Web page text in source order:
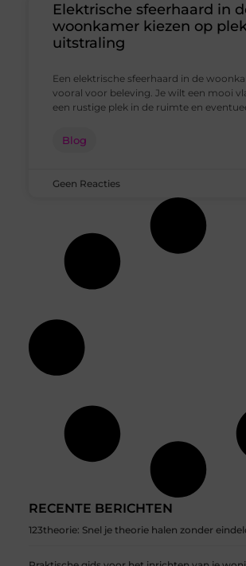
RECENTE BERICHTEN
123theorie: Snel je theorie halen zonder
Elektrische sfeerhaard in
woonkamer kiezen op
uitstraling
Een elektrische sfeerhaard in de
vooral voor beleving. Je wilt een mooi
een rustige plek in de ruimte en
Blog
Geen Reacties